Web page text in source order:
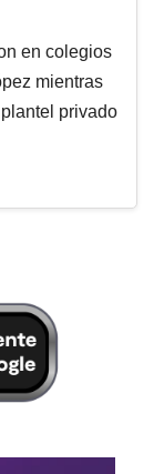
en colegios
mientras
privado